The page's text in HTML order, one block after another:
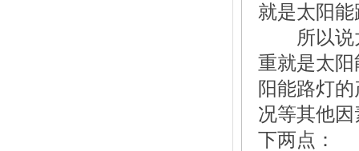
就是太阳
所以说太
重就是太
阳能路灯
况等其他
下两点：